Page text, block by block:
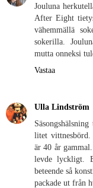
Jouluna
After Eight
vähemmällä
sokerilla.
mutta onneksi
Vastaa
Ulla Lindström
litet vittnesbörd.
är 40 år
levde lyckligt.
beteende så
packade ut från